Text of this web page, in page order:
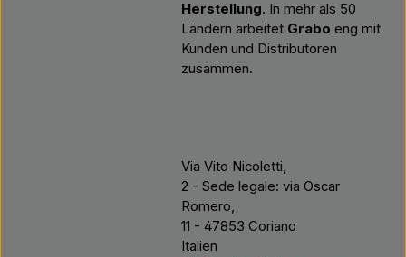
Herstellung. In mehr als 50
Ländern arbeitet Grabo eng mit
Kunden und Distributoren
zusammen.
Via Vito Nicoletti,
2 - Sede legale: via Oscar
Romero,
11 - 47853 Coriano
Italien